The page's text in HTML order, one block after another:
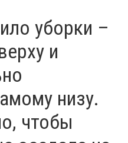
уборки –
и
низу.
чтобы